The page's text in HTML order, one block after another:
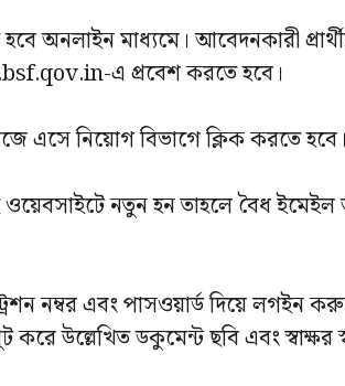
অনলাইন মাধ্যমে। আবেদনকারী
এ প্রবেশ করতে হবে।
এসে নিয়োগ বিভাগে ক্লিক করতে হবে।
নতুন হন তাহলে বৈধ
নম্বর এবং পাসওয়ার্ড দিয়ে লগইন
করে উল্লেখিত ডকুমেন্ট ছবি এবং